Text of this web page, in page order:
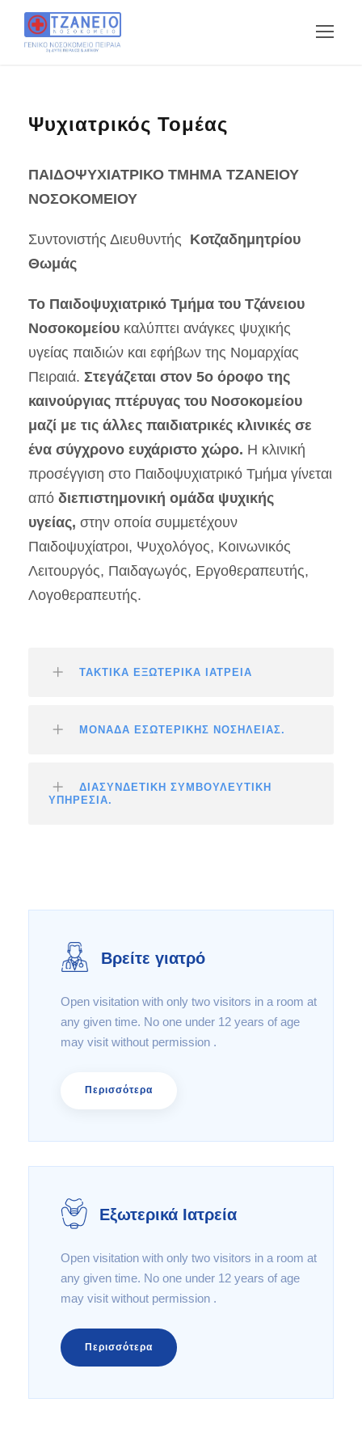
Ψυχιατρικός Τομέας
ΠΑΙΔΟΨΥΧΙΑΤΡΙΚΟ ΤΜΗΜΑ ΤΖΑΝΕΙΟΥ
ΝΟΣΟΚΟΜΕΙΟΥ
Συντονιστής Διευθυντής Κοτζαδημητρίου
Θωμάς
Το Παιδοψυχιατρικό Τμήμα του Τζάνειου
Νοσοκομείου καλύπτει ανάγκες ψυχικής
υγείας παιδιών και εφήβων της Νομαρχίας
Πειραιά. Στεγάζεται στον 5ο όροφο της
καινούργιας πτέρυγας του Νοσοκομείου
μαζί με τις άλλες παιδιατρικές κλινικές σε
ένα σύγχρονο ευχάριστο χώρο. Η κλινική
προσέγγιση στο Παιδοψυχιατρικό Τμήμα γίνεται
από διεπιστημονική ομάδα ψυχικής
υγείας, στην οποία συμμετέχουν
Παιδοψυχίατροι, Ψυχολόγος, Κοινωνικός
Λειτουργός, Παιδαγωγός, Εργοθεραπευτής,
Λογοθεραπευτής.
ΤΑΚΤΙΚΑ ΕΞΩΤΕΡΙΚΑ ΙΑΤΡΕΙΑ
ΜΟΝΑΔΑ ΕΣΩΤΕΡΙΚΗΣ ΝΟΣΗΛΕΙΑΣ.
ΔΙΑΣΥΝΔΕΤΙΚΗ ΣΥΜΒΟΥΛΕΥΤΙΚΗ
ΥΠΗΡΕΣΙΑ.
Βρείτε γιατρό
Open visitation with only two visitors in a room at
any given time. No one under 12 years of age
may visit without permission .
Περισσότερα
Εξωτερικά Ιατρεία
Open visitation with only two visitors in a room at
any given time. No one under 12 years of age
may visit without permission .
Περισσότερα